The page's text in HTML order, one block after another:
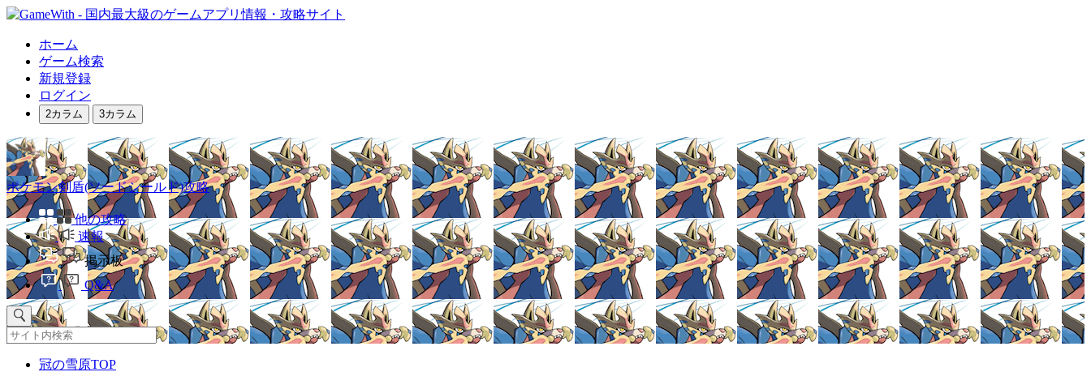
ホーム
ゲーム検索
新規登録
ログイン
2カラム 3カラム
ポケモン剣盾(ソードシールド)攻略
他の攻略
速報
掲示板
Q&A
冠の雪原TOP